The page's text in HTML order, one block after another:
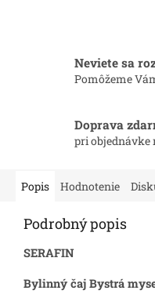
Neviete sa
Pomôžeme
Doprava
pri objednávke
Popis Hodnotenie
Podrobný popis
SERAFIN
Bylinný čaj Bystrá